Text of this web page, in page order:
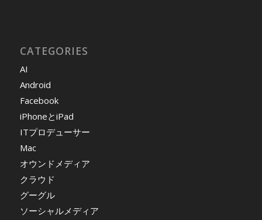
CATEGORIES
AI
Android
Facebook
iPhoneとiPad
ITプロデューサー
Mac
オウンドメディア
クラウド
グーグル
ソーシャルメディア